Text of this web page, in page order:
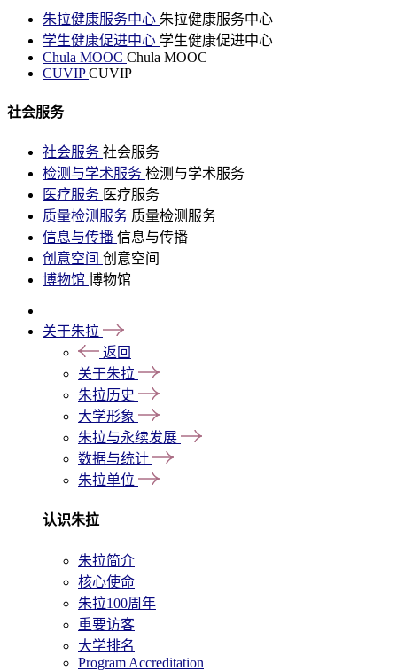
朱拉健康服务中心 朱拉健康服务中心
学生健康促进中心 学生健康促进中心
Chula MOOC Chula MOOC
CUVIPCUVIP
社会服务
社会服务 社会服务
检测与学术服务 检测与学术服务
医疗服务 医疗服务
质量检测服务 质量检测服务
信息与传播 信息与传播
创意空间 创意空间
博物馆 博物馆
关于朱拉
返回
关于朱拉
朱拉历史
大学形象
朱拉与永续发展
数据与统计
朱拉单位
认识朱拉
朱拉简介
核心使命
朱拉100周年
重要访客
大学排名
Program Accreditation